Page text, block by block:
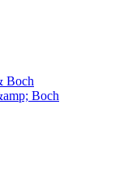
Boch
Boch